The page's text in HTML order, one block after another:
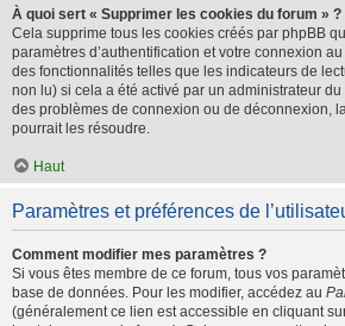
À quoi sert « Supprimer les cookies du forum » ?
Cela supprime tous les cookies créés par phpBB
paramètres d’authentification et votre connexion
des fonctionnalités telles que les indicateurs de
non lu) si cela a été activé par un administrateur
des problèmes de connexion ou de déconnexion,
pourrait les résoudre.
Haut
Paramètres et préférences de
Comment modifier mes paramètres ?
Si vous êtes membre de ce forum, tous vos
base de données. Pour les modifier, accédez au
(généralement ce lien est accessible en cliquant